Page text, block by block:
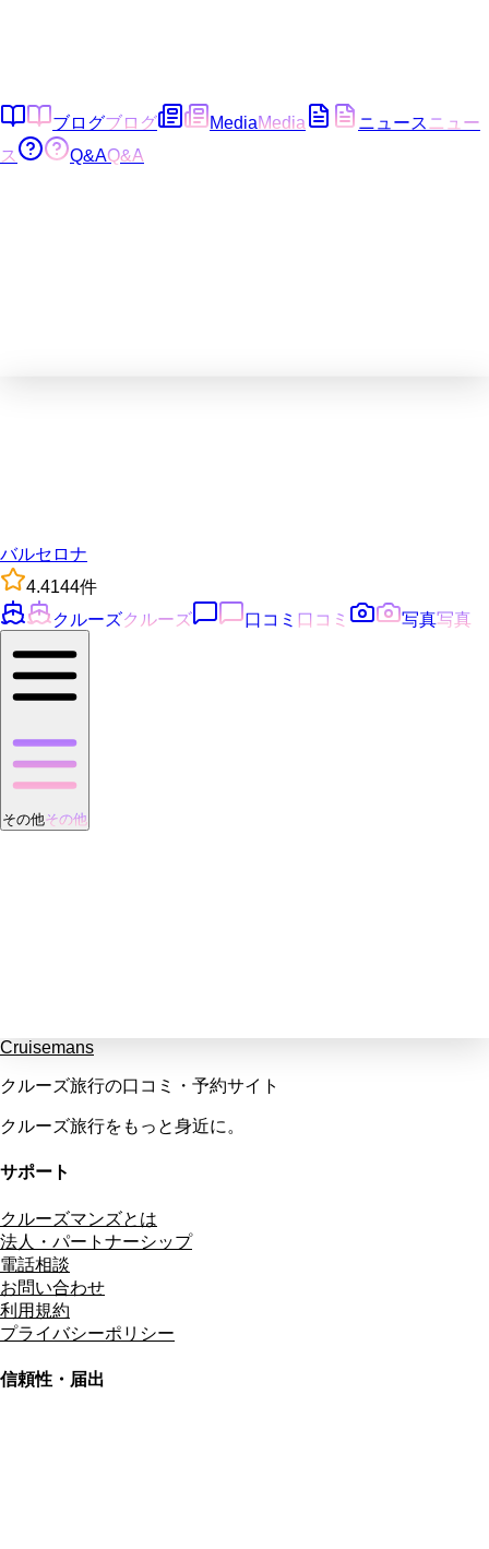
ブログブログ MediaMedia ニュース ニュー
ス
Q&AQ&A
バルセロナ
4.4144件
クルーズクルーズ 口コミ 口コミ 写真写真
その他その他
Cruisemans
クルーズ旅行の口コミ・予約サイト
クルーズ旅行をもっと身近に。
サポート
クルーズマンズとは
法人・パートナーシップ
電話相談
お問い合わせ
利用規約
プライバシーポリシー
信頼性・届出